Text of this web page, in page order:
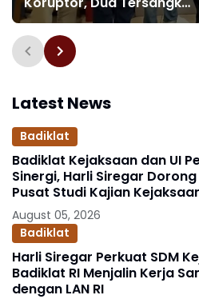
Korupsi Dana PSR Rp9,34
Miliar Langsung
Dijebloskan ke Penjara
Latest News
Badiklat
Badiklat Kejaksaan dan UI
Sinergi, Harli Siregar
Pusat Studi Kajian
August 05, 2026
Badiklat
Harli Siregar Perkuat SDM
Badiklat RI Menjalin Kerja
dengan LAN RI